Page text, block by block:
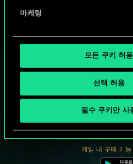
마케팅
모든 쿠키 허용
선택 허용
필수 쿠키만 사
궨트 한 판 어떠
PC에서 무료
게임 내 구매 기능